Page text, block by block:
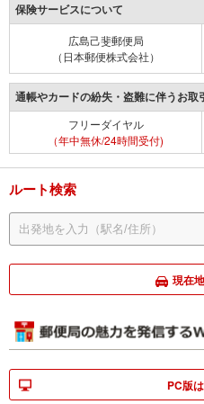
保険サービスについて
広島己斐郵便局
（日本郵便株式会社）
通帳やカードの紛失・盗難に伴うお取
フリーダイヤル
（年中無休/24時間受付)
ルート検索
現在
PC版